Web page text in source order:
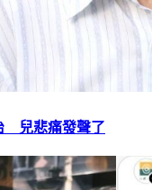
兒悲痛發聲了